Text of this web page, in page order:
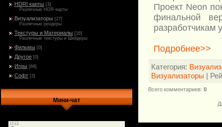
HDRI карты [3]
Различные HDR-карты
Визуализаторы [27]
Различные рендеры
Текстуры и Материалы [16]
Различные текстуры и Шейдеры
Фильмы [0]
Другое [0]
Игры [69]
Софт [3]
Мини-чат
Проект Neon
финальной
разработчикам
Подробнее>>
Категория:
Визуализаторы |
Всего комментариев: 0